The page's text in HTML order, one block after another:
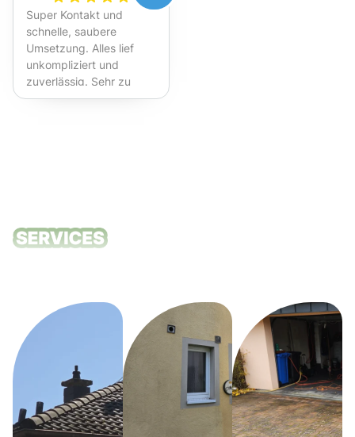
Super Kontakt und
schnelle, saubere
Umsetzung. Alles lief
unkompliziert und
zuverlässig. Sehr zu
empfehlen!